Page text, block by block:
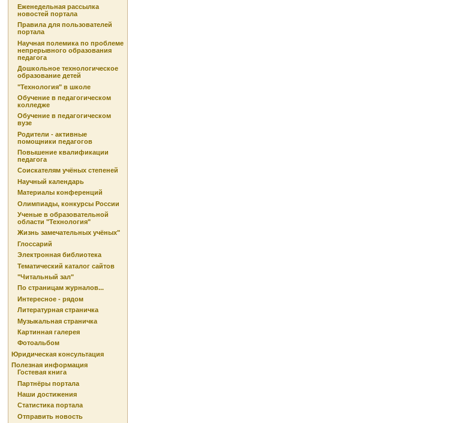
Еженедельная рассылка
новостей портала
Правила для пользователей
портала
Научная полемика по проблеме
непрерывного образования
педагога
Дошкольное технологическое
образование детей
"Технология" в школе
Обучение в педагогическом
колледже
Обучение в педагогическом
вузе
Родители - активные
помощники педагогов
Повышение квалификации
педагога
Соискателям учёных степеней
Научный календарь
Материалы конференций
Олимпиады, конкурсы России
Ученые в образовательной
области "Технология"
Жизнь замечательных учёных"
Глоссарий
Электронная библиотека
Тематический каталог сайтов
"Читальный зал"
По страницам журналов...
Интересное - рядом
Литературная страничка
Музыкальная страничка
Картинная галерея
Фотоальбом
Юридическая консультация
Полезная информация
Гостевая книга
Партнёры портала
Наши достижения
Статистика портала
Отправить новость